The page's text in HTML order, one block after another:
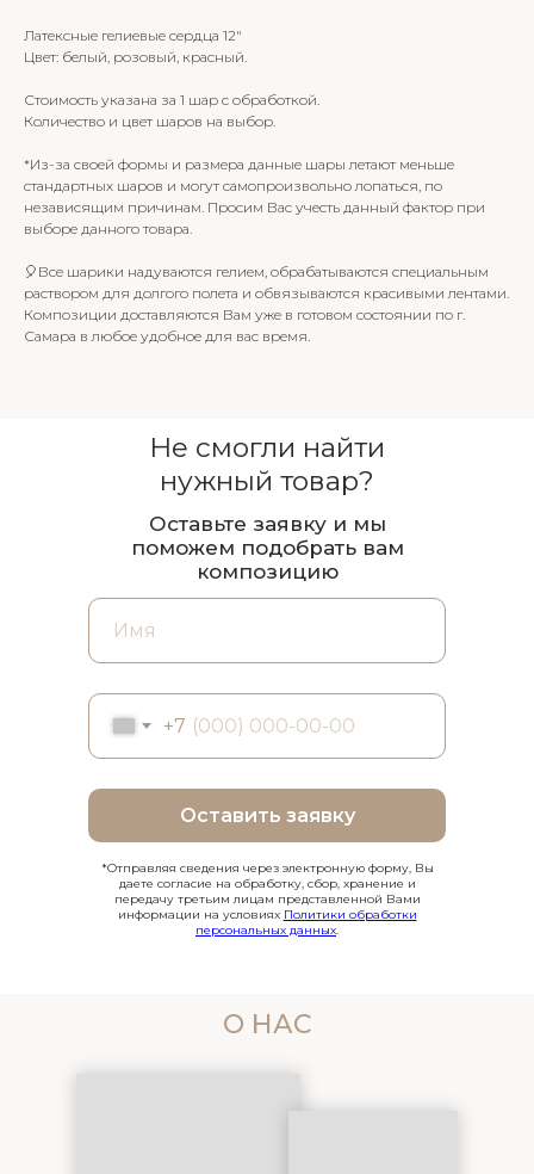
Латексные гелиевые сердца 12"
Цвет: белый, розовый, красный.
Стоимость указана за 1 шар с обработкой.
Количество и цвет шаров на выбор.
*Из-за своей формы и размера данные шары летают меньше
стандартных шаров и могут самопроизвольно лопаться, по
независящим причинам. Просим Вас учесть данный фактор при
выборе данного товара.
🎈Все шарики надуваются гелием, обрабатываются специальным
раствором для долгого полета и обвязываются красивыми лентами.
Композиции доставляются Вам уже в готовом состоянии по г.
Самара в любое удобное для вас время.
+7
Оставить заявку
Не смогли найти
нужный товар?
Оставьте заявку и мы
поможем подобрать вам
композицию
*Отправляя сведения через электронную форму, Вы
даете согласие на обработку, сбор, хранение и
передачу третьим лицам представленной Вами
информации на условиях Политики обработки
персональных данных.
О НАС